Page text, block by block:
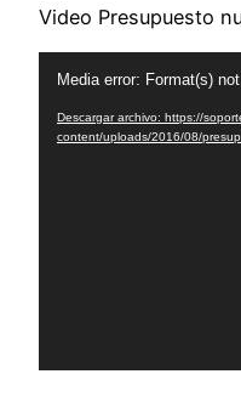
Video Presupuesto
Reproductor
vídeo
Media error: Format(s)
Descargar archivo: https://
content/uploads/2016/08/